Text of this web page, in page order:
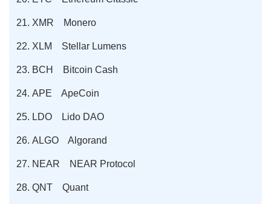
XMR Monero
XLM Stellar Lumens
BCH Bitcoin Cash
APE ApeCoin
LDO Lido DAO
ALGO Algorand
NEAR NEAR Protocol
QNT Quant